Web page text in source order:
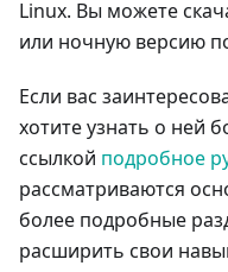
Linux. Вы можете
или ночную версию
Если вас
хотите узнать о ней
ссылкой подробное
рассматриваются
более подробные
расширить свои